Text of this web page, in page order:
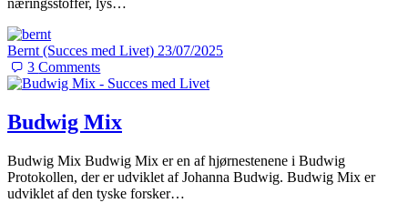
næringsstoffer, lys…
Bernt (Succes med Livet) 23/07/2025
3Comments
Budwig Mix
Budwig Mix Budwig Mix er en af hjørnestenene i Budwig
Protokollen, der er udviklet af Johanna Budwig. Budwig Mix er
udviklet af den tyske forsker…